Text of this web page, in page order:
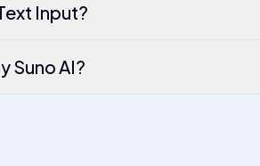
Input?
Suno AI?